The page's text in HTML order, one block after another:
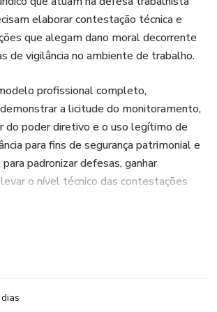
elaborar contestação técnica e
que alegam dano moral decorrente
de vigilância no ambiente de trabalho.
profissional completo,
a licitude do monitoramento,
do poder diretivo e o uso legítimo de
para fins de segurança patrimonial e
padronizar defesas, ganhar
o nível técnico das contestações